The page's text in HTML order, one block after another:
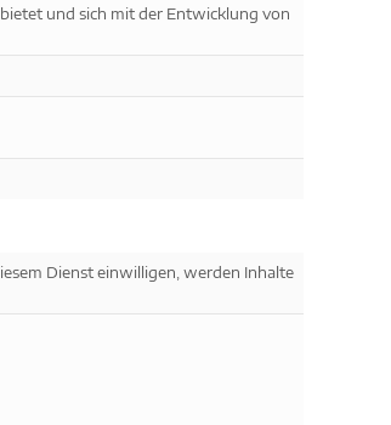
und sich mit der Entwicklung von
Dienst einwilligen, werden Inhalte